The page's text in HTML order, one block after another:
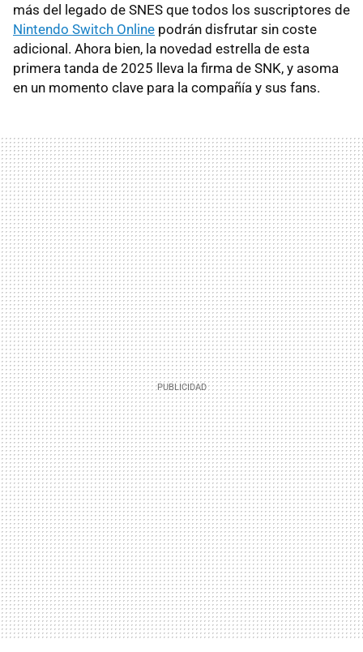
más del legado de SNES que todos los suscriptores de
Nintendo Switch Online podrán disfrutar sin coste
adicional. Ahora bien, la novedad estrella de esta
primera tanda de 2025 lleva la firma de SNK, y asoma
en un momento clave para la compañía y sus fans.